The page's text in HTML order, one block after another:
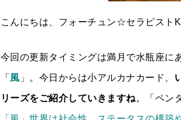
こんにちは、フォーチュン☆セラピスト
今回の更新タイミングは満月で水瓶座に
「 風 」。今日からは小アルカナカード、
リーズをご紹介していきますね。「ペン